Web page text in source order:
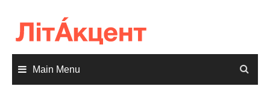
content
Main Menu